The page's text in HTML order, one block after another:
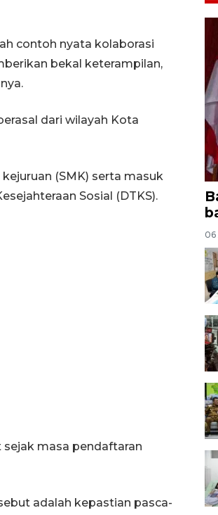
contoh nyata kolaborasi
bekal keterampilan,
dari wilayah Kota
(SMK) serta masuk
Sosial (DTKS).
masa pendaftaran
adalah kepastian pasca-
06